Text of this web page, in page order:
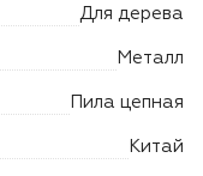
Для дерева
Металл
Пила цепная
Китай